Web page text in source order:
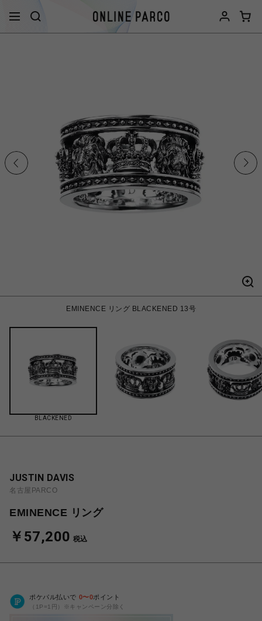
EMINENCE リング BLACKENED 13号
BLACKENED
JUSTIN DAVIS
名古屋PARCO
EMINENCE リング
￥57,200 税込
ポケパル払いで 0〜0ポイント
（1P=1円）※キャンペーン分除く